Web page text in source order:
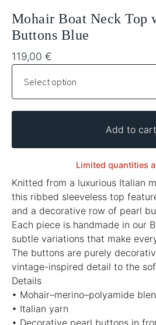
Mohair Boat Neck Top
Buttons Blue
119,00 €
Add to cart
Limited quantities
Knitted from a luxurious Italian
this ribbed sleeveless top
and a decorative row of pearl
Each piece is handmade in our
subtle variations that make
The buttons are purely
vintage-inspired detail to the
Details
• Mohair–merino–polyamide
• Italian yarn
• Decorative pearl buttons in